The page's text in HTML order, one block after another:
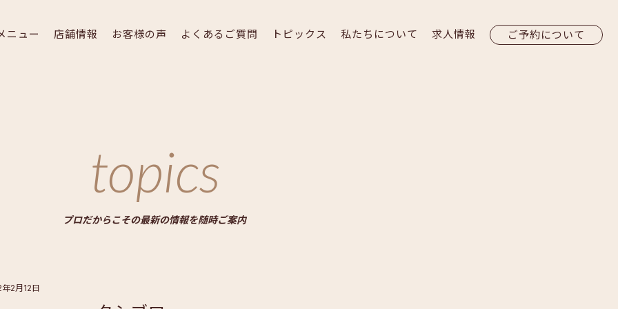
ニュー 店舗情報 お客様の声 よくあるご質問 トピックス 私たちについて 求人情報 ご予約について
topics
プロだからこその最新の情報を随時ご案内
2月12日